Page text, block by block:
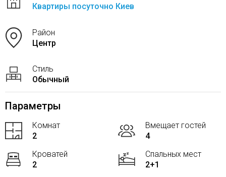
Квартиры посуточно Киев
Район
Центр
Стиль
Обычный
Параметры
Комнат
2
Вмещает гостей
4
Кроватей
2
Спальных мест
2+1